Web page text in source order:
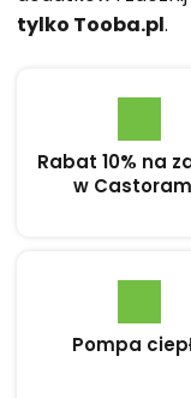
tylko Tooba.pl.
Rabat 10% na
w
Pompa